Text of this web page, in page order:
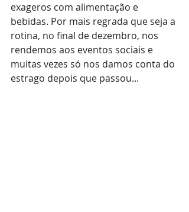
exageros com alimentação e
bebidas. Por mais regrada que seja a
rotina, no final de dezembro, nos
rendemos aos eventos sociais e
muitas vezes só nos damos conta do
estrago depois que passou...